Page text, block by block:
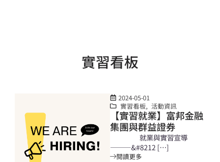
實習看板
2024-05-01
實習看板, 活動資訊
【實習就業】富邦金融
集團與群益證券
就業與實習宣導
———&#8212 […]
閱讀更多